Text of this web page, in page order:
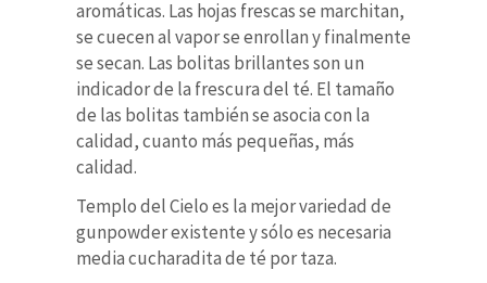
aromáticas. Las hojas frescas se marchitan,
se cuecen al vapor se enrollan y finalmente
se secan. Las bolitas brillantes son un
indicador de la frescura del té. El tamaño
de las bolitas también se asocia con la
calidad, cuanto más pequeñas, más
calidad.
Templo del Cielo es la mejor variedad de
gunpowder existente y sólo es necesaria
media cucharadita de té por taza.